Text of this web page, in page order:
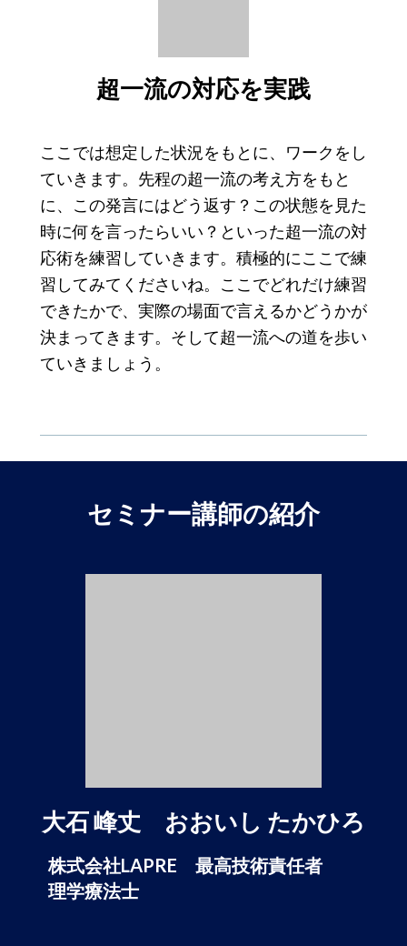
超一流の対応を実践
ここでは想定した状況をもとに、ワークをし
ていきます。先程の超一流の考え方をもと
に、この発言にはどう返す？この状態を見た
時に何を言ったらいい？といった超一流の対
応術を練習していきます。積極的にここで練
習してみてくださいね。ここでどれだけ練習
できたかで、実際の場面で言えるかどうかが
決まってきます。そして超一流への道を歩い
ていきましょう。
セミナー講師の紹介
株式会社LAPRE 最高技術責任者
理学療法士
大石 峰丈 おおいし たかひろ